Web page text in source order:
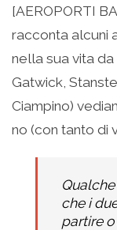
su
Facebook
apre
una
nuova
finestra)
su
Twitter
(Si
in
una
nuova
finestra)
[AEROPORTI
racconta alcuni
nella sua vita
Gatwick,
Ciampino)
no (con tanto di
che i
partire o